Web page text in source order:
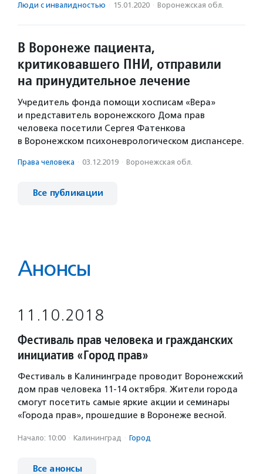
Люди с инвалидностью · 15.01.2020 · Воронежская обл.
В Воронеже пациента,
критиковавшего ПНИ, отправили
на принудительное лечение
Учредитель фонда помощи хосписам «Вера»
и представитель воронежского Дома прав
человека посетили Сергея Фатенкова
в Воронежском психоневрологическом диспансере.
Права человека · 03.12.2019 · Воронежская обл.
Все публикации
Анонсы
11.10.2018
Фестиваль прав человека и гражданских
инициатив «Город прав»
Фестиваль в Калининграде проводит Воронежский
дом прав человека 11-14 октября. Жители города
смогут посетить самые яркие акции и семинары
«Города прав», прошедшие в Воронеже весной.
Начало: 10:00 · Калининград · Город
Все анонсы